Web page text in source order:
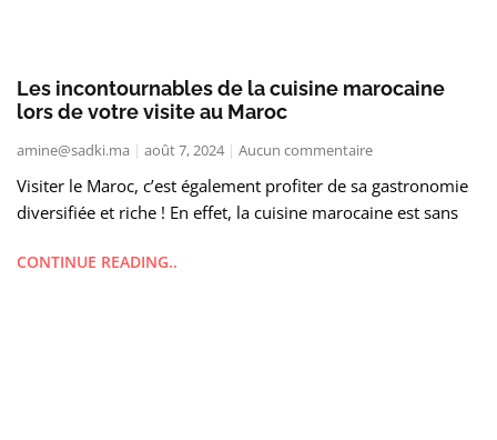
Les incontournables de la cuisine marocaine
lors de votre visite au Maroc
amine@sadki.ma août 7, 2024 Aucun commentaire
Visiter le Maroc, c’est également profiter de sa gastronomie
diversifiée et riche ! En effet, la cuisine marocaine est sans
CONTINUE READING..